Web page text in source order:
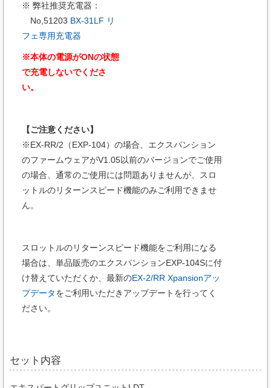
※ 弊社推奨充電器：
No,51203 BX-31LF リ
フェ専用充電器
※本体の電源がONの状態
で充電しないでくださ
い。
【ご注意ください】
※EX-RR/2（EXP-104）の場合、エクスパンション
のファームウェアがV1.05以前のバージョンでご使用
の場合、通常のご使用には問題ありませんが、スロ
ットルのリターンスピード機能のみご利用できませ
ん。
スロットルのリターンスピード機能をご利用になる
場合は、単品販売のエクスパンションEXP-104Sに付
け替えていただくか、最新のEX-2/RR Xpansionアッ
プデータをご利用いただきアップデートを行ってく
ださい。
セット内容